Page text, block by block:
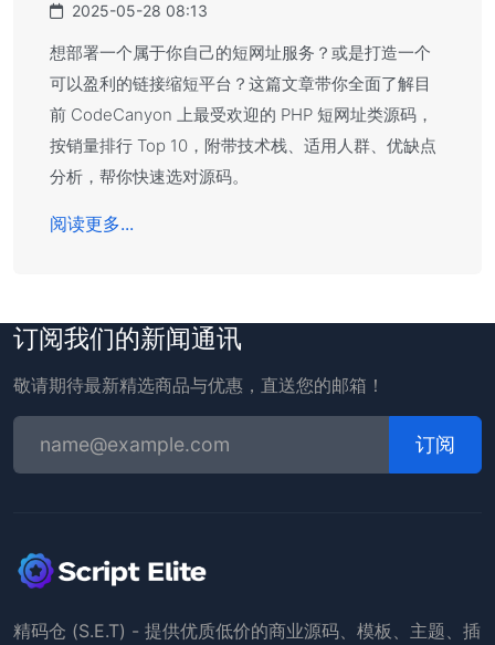
2025-05-28 08:13
想部署一个属于你自己的短网址服务？或是打造一个
可以盈利的链接缩短平台？这篇文章带你全面了解目
前 CodeCanyon 上最受欢迎的 PHP 短网址类源码，
按销量排行 Top 10，附带技术栈、适用人群、优缺点
分析，帮你快速选对源码。
阅读更多...
订阅我们的新闻通讯
敬请期待最新精选商品与优惠，直送您的邮箱！
订阅
精码仓 (S.E.T) - 提供优质低价的商业源码、模板、主题、插